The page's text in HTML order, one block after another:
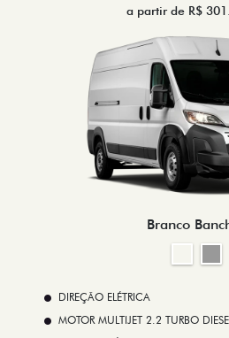
a partir de R$
Branco
DIREÇÃO ELÉTRICA
MOTOR MULTIJET 2.2 TURBO